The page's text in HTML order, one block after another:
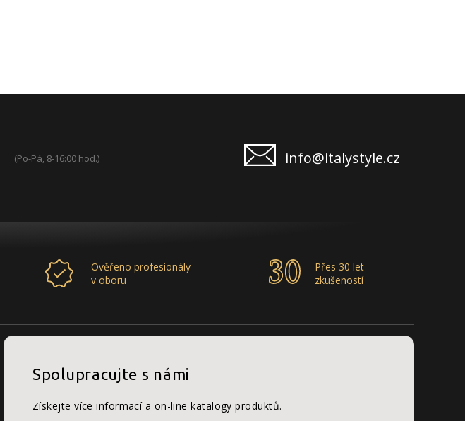
(Po-Pá, 8-16:00 hod.) info@italystyle.cz
Ověřeno profesionály
v oboru
Přes 30 let
zkušeností
Spolupracujte s námi
Získejte více informací a on-line katalogy produktů.